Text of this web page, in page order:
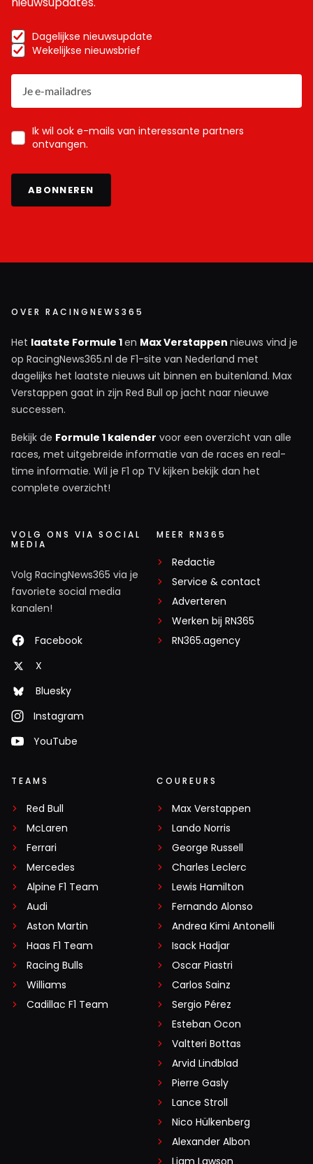
Dagelijkse nieuwsupdate
Wekelijkse nieuwsbrief
Ik wil ook e-mails van interessante partners
ontvangen.
ABONNEREN
OVER RACINGNEWS365
Het laatste Formule 1en Max Verstappen nieuws vind je
op RacingNews365.nl de F1-site van Nederland met
dagelijks het laatste nieuws uit binnen en buitenland. Max
Verstappen gaat in zijn Red Bull op jacht naar nieuwe
successen.
Bekijk de Formule 1 kalender voor een overzicht van alle
races, met uitgebreide informatie van de races en real-
time informatie. Wil je F1 op TV kijken bekijk dan het
complete overzicht!
VOLG ONS VIA SOCIAL
MEDIA
Volg RacingNews365 via je
favoriete social media
kanalen!
Facebook
X
Bluesky
Instagram
YouTube
MEER RN365
Redactie
Service & contact
Adverteren
Werken bij RN365
RN365.agency
TEAMS
Red Bull
McLaren
Ferrari
Mercedes
Alpine F1 Team
Audi
Aston Martin
Haas F1 Team
Racing Bulls
Williams
Cadillac F1 Team
COUREURS
Max Verstappen
Lando Norris
George Russell
Charles Leclerc
Lewis Hamilton
Fernando Alonso
Andrea Kimi Antonelli
Isack Hadjar
Oscar Piastri
Carlos Sainz
Sergio Pérez
Esteban Ocon
Valtteri Bottas
Arvid Lindblad
Pierre Gasly
Lance Stroll
Nico Hülkenberg
Alexander Albon